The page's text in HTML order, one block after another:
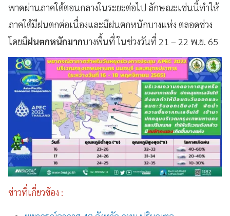
พาดผ่านภาคใต้ตอนกลางในระยะต่อไป ลักษณะเช่นนี้ทำให้
ภาคใต้มีฝนตกต่อเนื่องและมีฝนตกหนักบางแห่ง ตลอดช่วง
โดยมีฝนตกหนักมากบางพื้นที่ ในช่วงวันที่ 21 – 22 พ.ย. 65
ข่าวที่เกี่ยวข้อง :